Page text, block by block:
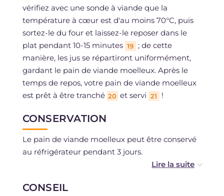
vérifiez avec une sonde à viande que la
température à cœur est d'au moins 70°C, puis
sortez-le du four et laissez-le reposer dans le
plat pendant 10-15 minutes 19
; de cette
manière, les jus se répartiront uniformément,
gardant le pain de viande moelleux. Après le
temps de repos, votre pain de viande moelleux
est prêt à être tranché 20 et servi 21 !
CONSERVATION
Le pain de viande moelleux peut être conservé
au réfrigérateur pendant 3 jours.
avez utilisé des ingrédients frais, non
CONSEIL